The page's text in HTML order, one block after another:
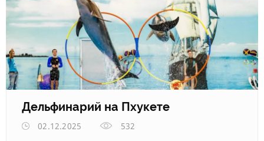
Дельфинарий на Пхукете
02.12.2025
532